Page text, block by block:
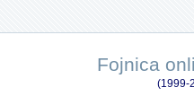
Fojnica
(1999-